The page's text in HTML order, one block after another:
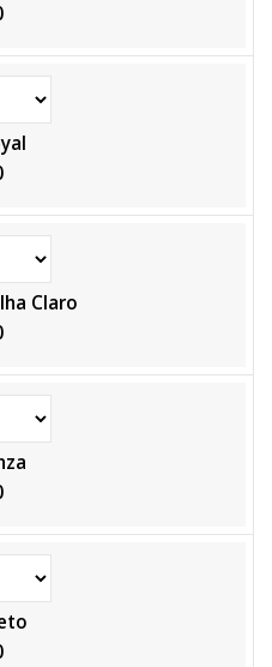
Claro